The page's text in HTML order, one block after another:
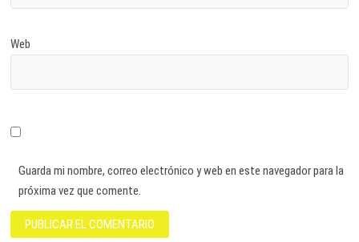
Web
Guarda mi nombre, correo electrónico y web en este navegador para la
próxima vez que comente.